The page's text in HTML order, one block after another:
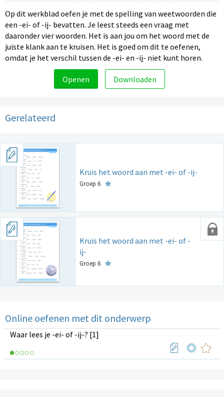
Op dit werkblad oefen je met de spelling van weetwoorden die
een -ei- of -ij- bevatten. Je leest steeds een vraag met
daaronder vier woorden. Het is aan jou om het woord met de
juiste klank aan te kruisen. Het is goed om dit te oefenen,
omdat je het verschil tussen de -ei- en -ij- niet kunt horen.
Openen Downloaden
Gerelateerd
Kruis het woord aan met -ei- of -ij-
Groep 6
Kruis het woord aan met -ei- of -
ij-
Groep 6
Online oefenen met dit onderwerp
Waar lees je -ei- of -ij-? [1]